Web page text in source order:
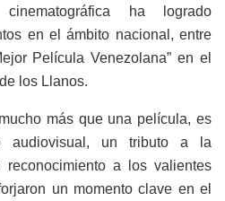
cinematográfica ha logrado
en el ámbito nacional, entre
Película Venezolana” en el
los Llanos.
más que una película, es
audiovisual, un tributo a la
reconocimiento a los valientes
un momento clave en el